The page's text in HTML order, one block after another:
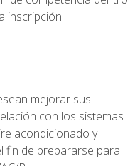
inscripción.
mejorar sus
con los sistemas
acondicionado y
fin de prepararse para